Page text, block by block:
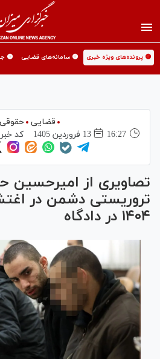
🟡 پرونده‌های ویژه خبری 🟡 سامانه‌های قضایی 🟡
قضایی حقوقی
16:27
13 فروردين 1405 کد
تصاویری از امیرحسین
تروریستی دشمن در
۱۴۰۴ در دادگاه